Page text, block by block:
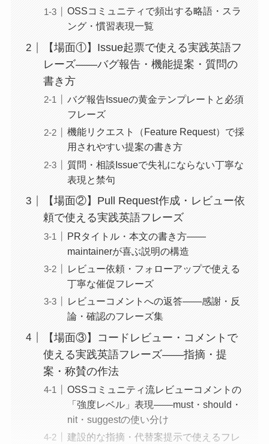
OSSコミュニティで頻出する略語・スラ
ング・慣習表現一覧
【場面①】Issue起票で使える実践英語フ
レーズ——バグ報告・機能提案・質問の
書き方
バグ報告Issueの黄金テンプレートと必須
フレーズ
機能リクエスト（Feature Request）で採
用されやすい提案の書き方
質問・相談Issueで失礼にならない丁寧な
表現と禁句
【場面②】Pull Request作成・レビュー依
頼で使える実践英語フレーズ
PRタイトル・本文の書き方——
maintainerが喜ぶ説明の構造
レビュー依頼・フォローアップで使える
丁寧な催促フレーズ
レビューコメントへの返答——感謝・反
論・確認のフレーズ集
【場面③】コードレビュー・コメントで
使える実践英語フレーズ——指摘・提
案・称賛の作法
OSSコミュニティ流レビューコメントの
「強度レベル」表現——must・should・
nit・suggestの使い分け
建設的な指摘・代替案提示で使えるフレ